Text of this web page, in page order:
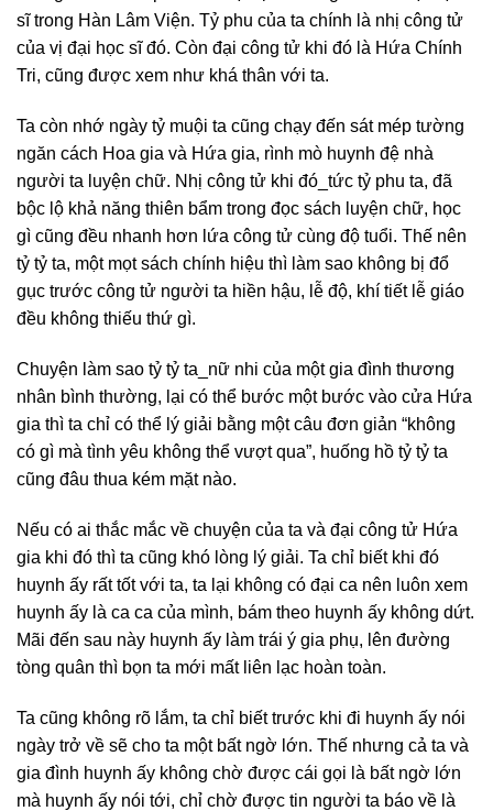
sĩ trong Hàn Lâm Viện. Tỷ phu của ta chính là nhị công tử
của vị đại học sĩ đó. Còn đại công tử khi đó là Hứa Chính
Tri, cũng được xem như khá thân với ta.
Ta còn nhớ ngày tỷ muội ta cũng chạy đến sát mép tường
ngăn cách Hoa gia và Hứa gia, rình mò huynh đệ nhà
người ta luyện chữ. Nhị công tử khi đó_tức tỷ phu ta, đã
bộc lộ khả năng thiên bẩm trong đọc sách luyện chữ, học
gì cũng đều nhanh hơn lứa công tử cùng độ tuổi. Thế nên
tỷ tỷ ta, một mọt sách chính hiệu thì làm sao không bị đổ
gục trước công tử người ta hiền hậu, lễ độ, khí tiết lễ giáo
đều không thiếu thứ gì.
Chuyện làm sao tỷ tỷ ta_nữ nhi của một gia đình thương
nhân bình thường, lại có thể bước một bước vào cửa Hứa
gia thì ta chỉ có thể lý giải bằng một câu đơn giản “không
có gì mà tình yêu không thể vượt qua”, huống hồ tỷ tỷ ta
cũng đâu thua kém mặt nào.
Nếu có ai thắc mắc về chuyện của ta và đại công tử Hứa
gia khi đó thì ta cũng khó lòng lý giải. Ta chỉ biết khi đó
huynh ấy rất tốt với ta, ta lại không có đại ca nên luôn xem
huynh ấy là ca ca của mình, bám theo huynh ấy không dứt.
Mãi đến sau này huynh ấy làm trái ý gia phụ, lên đường
tòng quân thì bọn ta mới mất liên lạc hoàn toàn.
Ta cũng không rõ lắm, ta chỉ biết trước khi đi huynh ấy nói
ngày trở về sẽ cho ta một bất ngờ lớn. Thế nhưng cả ta và
gia đình huynh ấy không chờ được cái gọi là bất ngờ lớn
mà huynh ấy nói tới, chỉ chờ được tin người ta báo về là